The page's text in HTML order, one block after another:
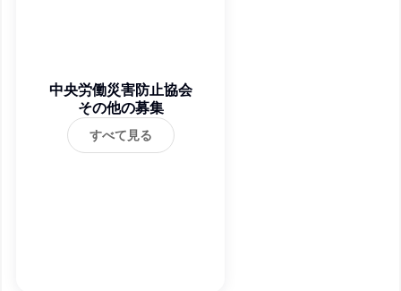
中央労働災害防止協会
その他の募集
すべて見る